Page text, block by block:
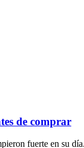
de comprar
fuerte en su